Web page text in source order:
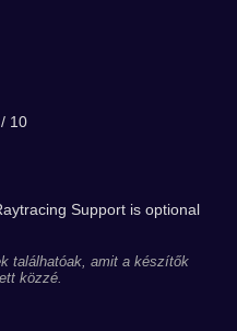
10
Support is optional
találhatóak, amit a készítők
közzé.